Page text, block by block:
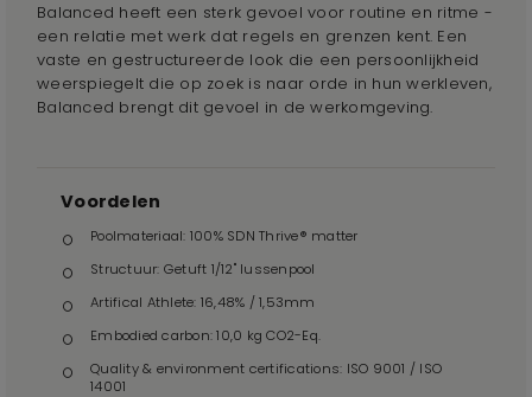
Balanced heeft een sterk gevoel voor routine en ritme -
een relatie met werk dat regels en grenzen kent. Een
vaste en gestructureerde look die een persoonlijkheid
weerspiegelt die op zoek is naar orde in hun werkleven,
Balanced brengt dit gevoel in de werkomgeving.
Voordelen
Poolmateriaal: 100% SDN Thrive® matter
Structuur: Getuft 1/12" lussenpool
Artifical Athlete: 16,48% / 1,53mm
Embodied carbon: 10,0 kg CO2-Eq.
Quality & environment certifications: ISO 9001 / ISO
14001